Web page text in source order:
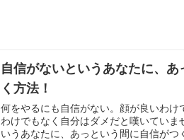
自信がないというあなたに、
く方法！
何をやるにも自信がない。顔が良いわけ
わけでもなく自分はダメだと嘆いていま
いうあなたに、あっという間に自信がつ